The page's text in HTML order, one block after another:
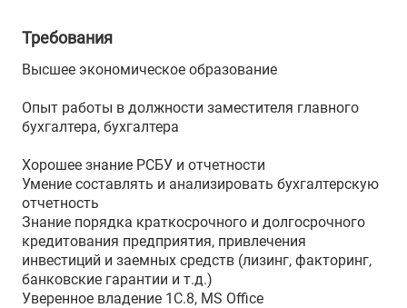
Требования
Высшее экономическое образование
Опыт работы в должности заместителя главного
бухгалтера, бухгалтера
Хорошее знание РСБУ и отчетности
Умение составлять и анализировать бухгалтерскую
отчетность
Знание порядка краткосрочного и долгосрочного
кредитования предприятия, привлечения
инвестиций и заемных средств (лизинг, факторинг,
банковские гарантии и т.д.)
Уверенное владение 1С.8, MS Office